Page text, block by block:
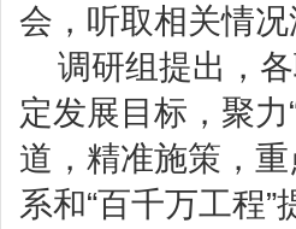
会，听取相关情况
调研组提出，
定发展目标，聚力
道，精准施策，
系和“百千万工程”